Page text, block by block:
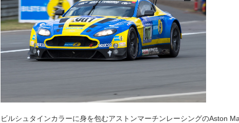
ビルシュタインカラーに身を包むアストンマーチンレーシングのAston